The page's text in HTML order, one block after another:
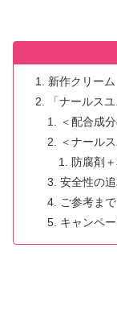
新作クリー
「ナールス
＜配合成
＜ナール
防腐剤
安全性の
ご参考ま
キャンペ